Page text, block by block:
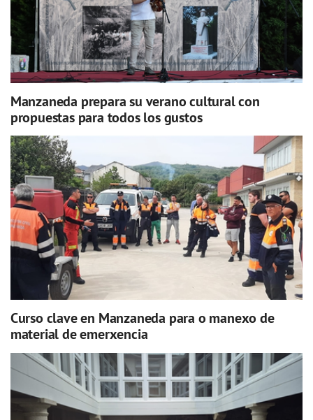
Manzaneda prepara su verano cultural con
propuestas para todos los gustos
Curso clave en Manzaneda para o manexo de
material de emerxencia